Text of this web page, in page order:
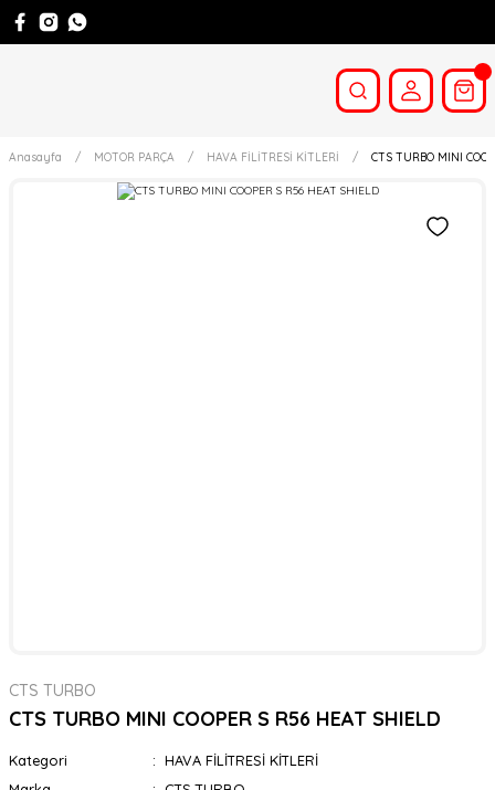
Anasayfa MOTOR PARÇA HAVA FİLİTRESİ KİTLERİ CTS TURBO MINI
CTS TURBO
CTS TURBO MINI COOPER S R56 HEAT SHIELD
Kategori
HAVA FİLİTRESİ KİTLERİ